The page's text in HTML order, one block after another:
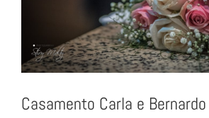
Casamento Carla e